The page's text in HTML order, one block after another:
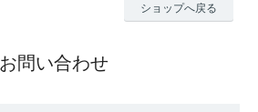
ショップへ戻る
お問い合わせ